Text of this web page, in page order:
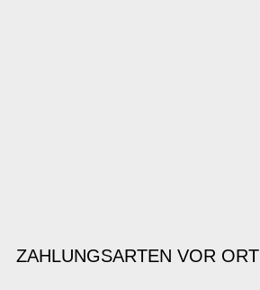
ZAHLUNGSARTEN VOR ORT